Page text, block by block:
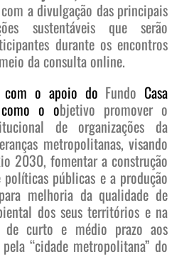
a divulgação das principais
sustentáveis que serão
durante os encontros
da consulta online.
com o apoio do Fundo Casa
o objetivo promover o
de organizações da
metropolitanas, visando
2030, fomentar a construção
políticas públicas e a produção
melhoria da qualidade de
dos seus territórios e na
de curto e médio prazo aos
“cidade metropolitana” do